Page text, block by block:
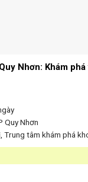
Nhơn: Khám
Quy Nhơn
Trung tâm khám phá